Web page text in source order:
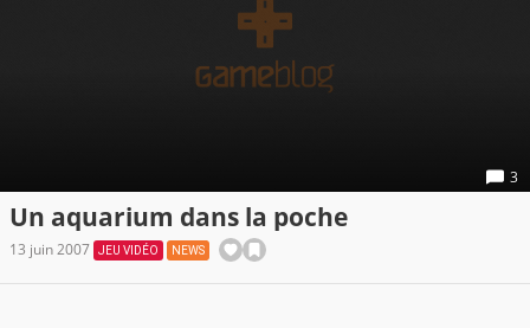
3
Un aquarium dans la poche
13 juin 2007 JEU VIDÉO NEWS